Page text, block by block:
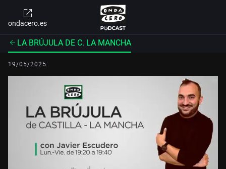
ondacero.es
LA BRÚJULA DE C. LA MANCHA
19/05/2025